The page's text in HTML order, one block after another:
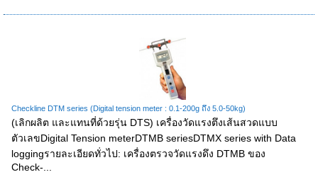
Checkline DTM series (Digital tension meter : 0.1-200g ถึง 5.0-50kg)
(เลิกผลิต และแทนที่ด้วยรุ่น DTS) เครื่องวัดแรงตึงเส้นสวดแบบ
ตัวเลขDigital Tension meterDTMB seriesDTMX series with Data
loggingรายละเอียดทั่วไป: เครื่องตรวจวัดแรงดึง DTMB ของ
Check-...